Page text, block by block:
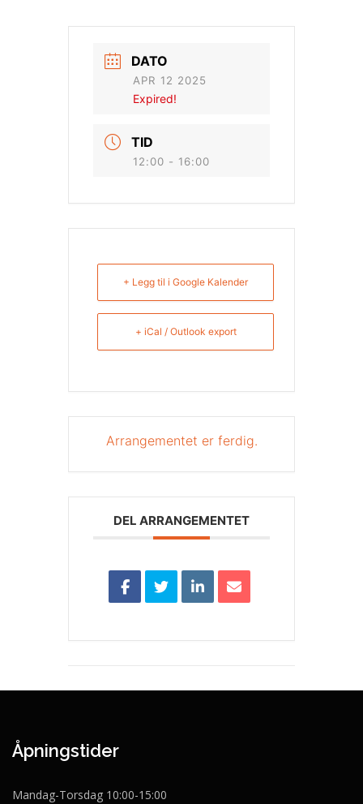
DATO
APR 12 2025
Expired!
TID
12:00 - 16:00
+ Legg til i Google Kalender
+ iCal / Outlook export
Arrangementet er ferdig.
DEL ARRANGEMENTET
Åpningstider
Mandag-Torsdag 10:00-15:00